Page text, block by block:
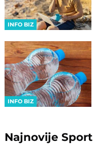
INFO BIZ
INFO BIZ
NajnovijeSport